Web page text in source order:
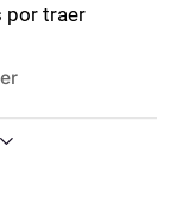
por traer